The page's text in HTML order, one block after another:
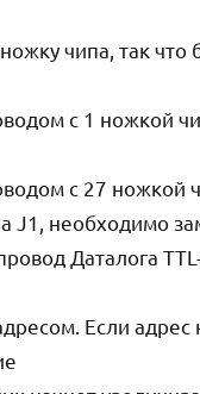
чипа, так что
с 1 ножкой
с 27 ножкой
J1, необходимо
Даталога
Если